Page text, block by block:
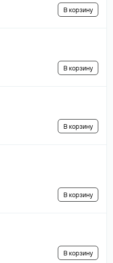
В корзину
В корзину
В корзину
В корзину
В корзину